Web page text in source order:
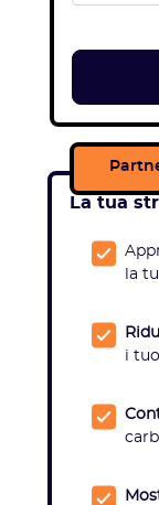
La tua
la
i